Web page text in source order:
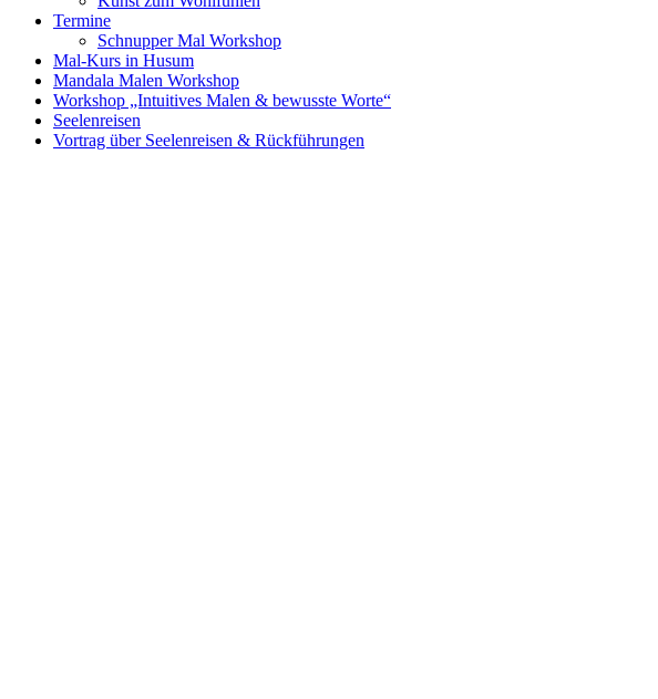
Termine
Schnupper Mal Workshop
Mal-Kurs in Husum
Mandala Malen Workshop
Workshop „Intuitives Malen & bewusste Worte“
Seelenreisen
Vortrag über Seelenreisen & Rückführungen